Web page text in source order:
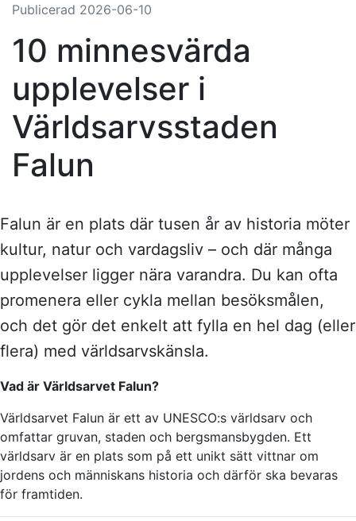
Publicerad 2026-06-10
10 minnesvärda
upplevelser i
Världsarvsstaden
Falun
Falun är en plats där tusen år av historia möter
kultur, natur och vardagsliv – och där många
upplevelser ligger nära varandra. Du kan ofta
promenera eller cykla mellan besöksmålen,
och det gör det enkelt att fylla en hel dag (eller
flera) med världsarvskänsla.
Vad är Världsarvet Falun?
Världsarvet Falun är ett av UNESCO:s världsarv och
omfattar gruvan, staden och bergsmansbygden. Ett
världsarv är en plats som på ett unikt sätt vittnar om
jordens och människans historia och därför ska bevaras
för framtiden.